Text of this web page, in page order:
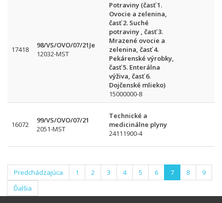
17418
98/VS/OVO/07/21Je
12032-MST
Potraviny (časť 1.
Ovocie a zelenina,
časť 2. Suché
potraviny , časť 3.
Mrazené ovocie a
zelenina, časť 4.
Pekárenské výrobky,
časť 5. Enterálna
výživa, časť 6.
Dojčenské mlieko)
15000000-8
16072
99/VS/OVO/07/21
2051-MST
Technické a
medicinálne plyny
24111900-4
Predchádzajúca 1 2 3 4 5 6 7 8
9
Ďalšia